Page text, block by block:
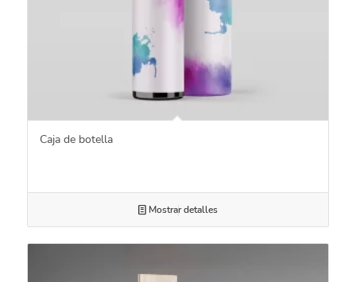
Caja de botella
Mostrar detalles